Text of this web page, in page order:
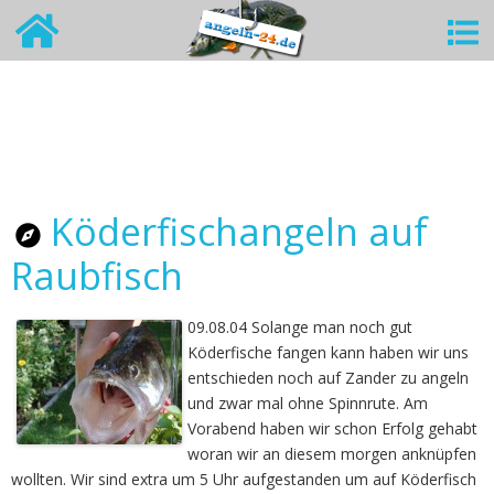
Köderfischangeln auf
Raubfisch
09.08.04 Solange man noch gut
Köderfische fangen kann haben wir uns
entschieden noch auf Zander zu angeln
und zwar mal ohne Spinnrute. Am
Vorabend haben wir schon Erfolg gehabt
woran wir an diesem morgen anknüpfen
wollten. Wir sind extra um 5 Uhr aufgestanden um auf Köderfisch